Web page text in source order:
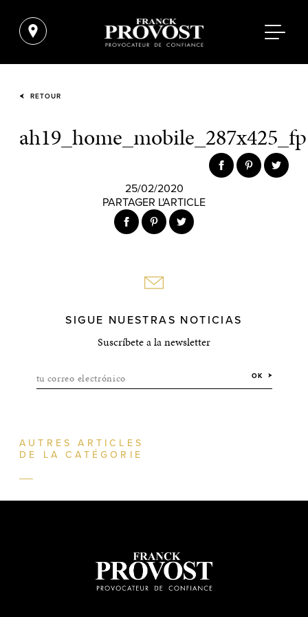
RETOUR
ah19_home_mobile_287x425_fp
25/02/2020
PARTAGER L'ARTICLE
SIGUE NUESTRAS NOTICIAS
Suscríbete a la newsletter
tu correo electrónico OK
AUTRES ARTICLES
DE LA CATÉGORIE